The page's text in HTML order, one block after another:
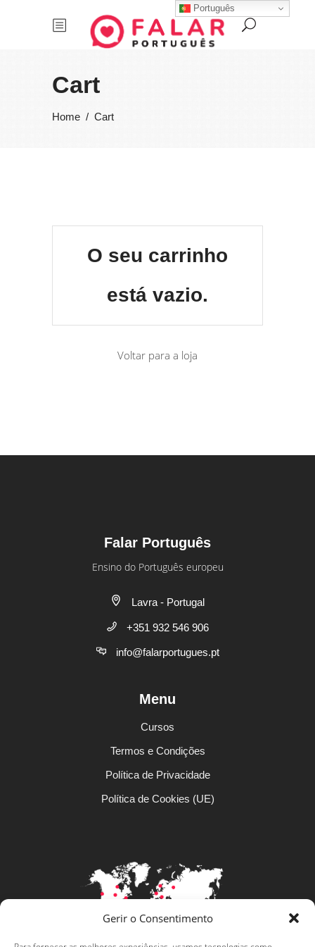
Gerir o Consentimento
Cart
Home / Cart
O seu carrinho
está vazio.
Voltar para a loja
Falar Português
Ensino do Português europeu
Lavra - Portugal
+351 932 546 906
info@falarportugues.pt
Menu
Cursos
Termos e Condições
Política de Privacidade
Política de Cookies (UE)
Português